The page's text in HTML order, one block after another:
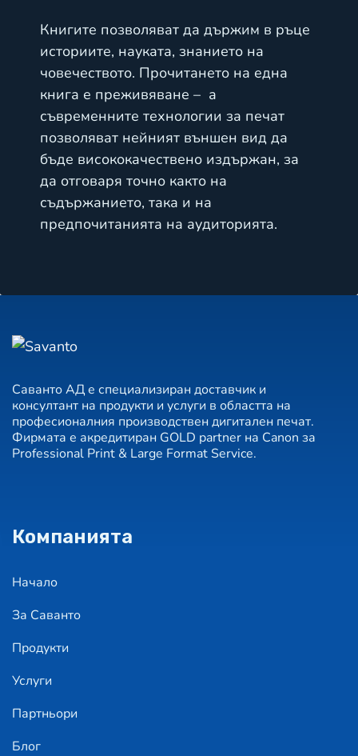
Книгите позволяват да държим в ръце
историите, науката, знанието на
човечеството. Прочитането на една
книга е преживяване – а
съвременните технологии за печат
позволяват нейният външен вид да
бъде висококачествено издържан, за
да отговаря точно както на
съдържанието, така и на
предпочитанията на аудиторията.
Саванто АД е специализиран доставчик и
консултант на продукти и услуги в областта на
професионалния производствен дигитален печат.
Фирмата е акредитиран GOLD partner на Canon за
Professional Print & Large Format Service.
Компанията
Начало
За Саванто
Продукти
Услуги
Партньори
Блог